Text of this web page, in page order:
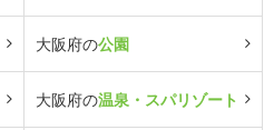
大阪府の公園
大阪府の温泉・スパリゾート